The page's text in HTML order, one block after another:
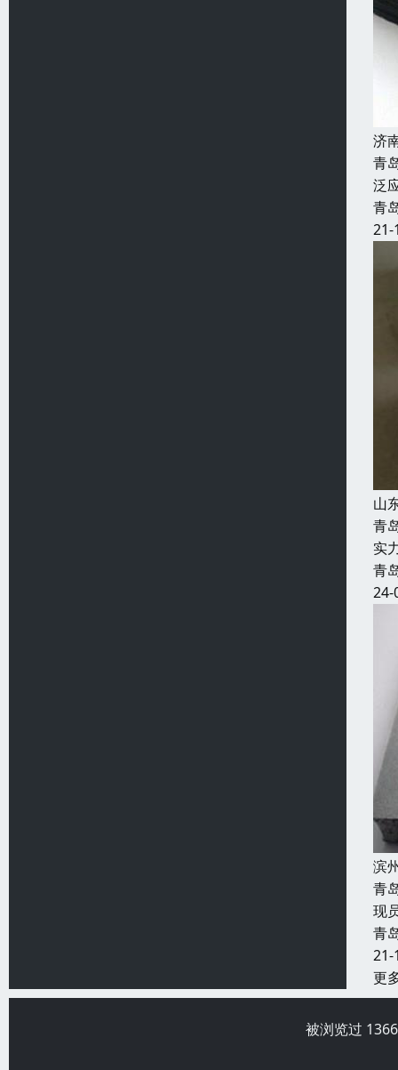
济
青
泛
青
21-
山
青
实
青
24-
滨
青
现
青
21-
更
被浏览过